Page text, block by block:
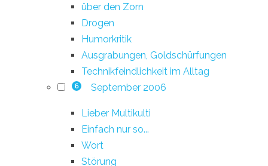
über den Zorn
Drogen
Humorkritik
Ausgrabungen, Goldschürfungen
Technikfeindlichkeit im Alltag
6 September 2006
Lieber Multikulti
Einfach nur so...
Wort
Störung